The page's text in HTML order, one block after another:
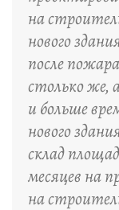
на
нового
после
столько же,
и больше
нового
склад
месяцев на
на